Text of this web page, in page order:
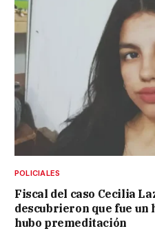
POLICIALES
Fiscal del caso Cecilia
descubrieron que fue un
hubo premeditación